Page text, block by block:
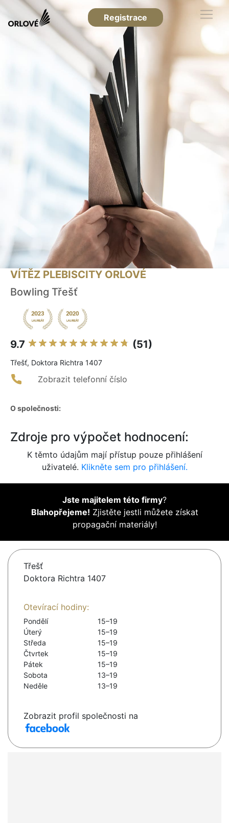
Registrace
VÍTĚZ PLEBISCITY ORLOVÉ
Bowling Třešť
9.7 (51)
Třešť, Doktora Richtra 1407
Zobrazit telefonní číslo
O společnosti:
Zdroje pro výpočet hodnocení:
K těmto údajům mají přístup pouze přihlášení
uživatelé. Klikněte sem pro přihlášení.
Jste majitelem této firmy?
Blahopřejeme! Zjistěte jestli můžete získat
propagační materiály!
Třešť
Doktora Richtra 1407
Otevírací hodiny:
Pondělí
15–19
Úterý
15–19
Středa
15–19
Čtvrtek
15–19
Pátek
15–19
Sobota
13–19
Neděle
13–19
Zobrazit profil společnosti na